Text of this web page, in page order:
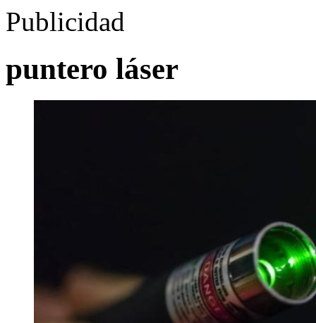
Publicidad
puntero láser